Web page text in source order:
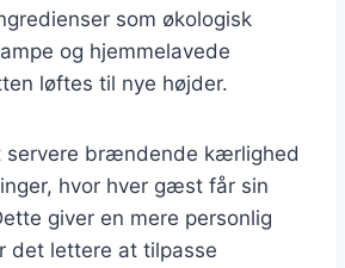
som økologisk
og hjemmelavede
løftes til nye højder.
servere brændende kærlighed
hvor hver gæst får sin
giver en mere personlig
det lettere at tilpasse